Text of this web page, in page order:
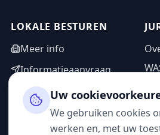
LOKALE BESTUREN
Meer info
Informatieaanvraag
Adminzone
Uw
We gebruiken cookies
werken en, met uw